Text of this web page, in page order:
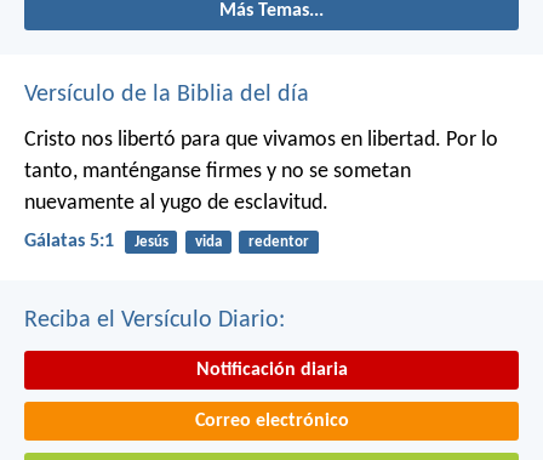
Más Temas...
Versículo de la Biblia del día
Cristo nos libertó para que vivamos en libertad. Por lo
tanto, manténganse firmes y no se sometan
nuevamente al yugo de esclavitud.
Gálatas 5:1 Jesús vida redentor
Reciba el Versículo Diario:
Notificación diaria
Correo electrónico